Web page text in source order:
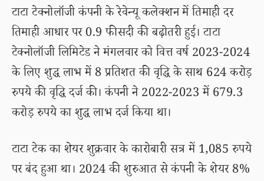
टाटा टेक्नोलॉजी कंपनी के रेवेन्यू कलेक्शन में तिमाही दर
तिमाही आधार पर 0.9 फीसदी की बढ़ोतरी हुई। टाटा
टेक्नोलॉजी लिमिटेड ने मंगलवार को वित्त वर्ष 2023-2024
के लिए शुद्ध लाभ में 8 प्रतिशत की वृद्धि के साथ 624 करोड़
रुपये की वृद्धि दर्ज की। कंपनी ने 2022-2023 में 679.3
करोड़ रुपये का शुद्ध लाभ दर्ज किया था।
टाटा टेक का शेयर शुक्रवार के कारोबारी सत्र में 1,085 रुपये
पर बंद हुआ था। 2024 की शुरुआत से कंपनी के शेयर 8%